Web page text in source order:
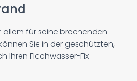
für seine brechenden
Sie in der geschützten,
Ihren Flachwasser-Fix